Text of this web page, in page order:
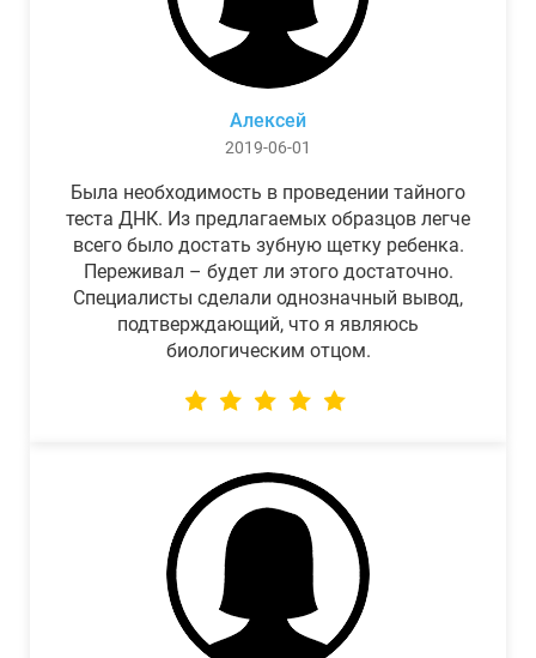
Алексей
2019-06-01
Была необходимость в проведении тайного
теста ДНК. Из предлагаемых образцов легче
всего было достать зубную щетку ребенка.
Переживал – будет ли этого достаточно.
Специалисты сделали однозначный вывод,
подтверждающий, что я являюсь
биологическим отцом.